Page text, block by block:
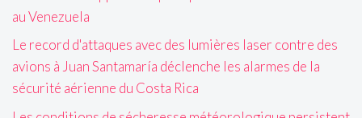
au Venezuela
Le record d'attaques avec des lumières laser contre des
avions à Juan Santamaría déclenche les alarmes de la
sécurité aérienne du Costa Rica